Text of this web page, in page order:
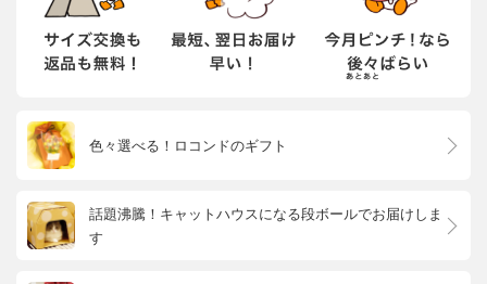
色々選べる！ロコンドのギフト
話題沸騰！キャットハウスになる段ボールでお届けしま
す